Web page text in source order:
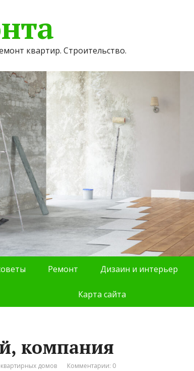
квартир. Строительство.
Ремонт Дизаин и интерьер
Карта сайта
компания
домов Комментарии: 0